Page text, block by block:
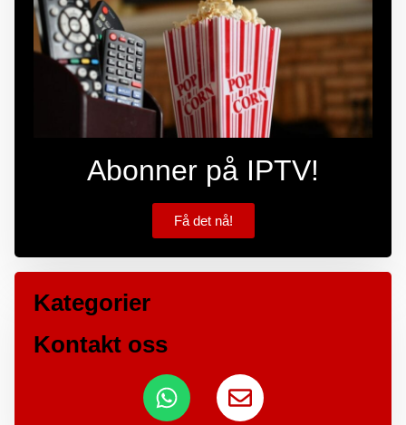
Abonner på IPTV!
Få det nå!
Kategorier
Kontakt oss